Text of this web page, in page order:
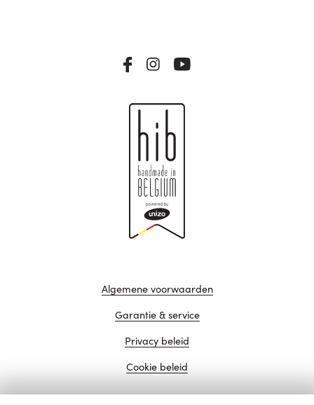
Algemene voorwaarden
Garantie & service
Privacy beleid
Cookie beleid